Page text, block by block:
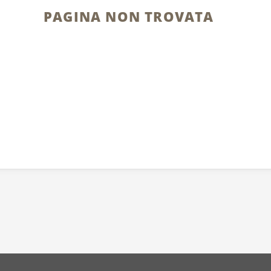
PAGINA NON TROVATA